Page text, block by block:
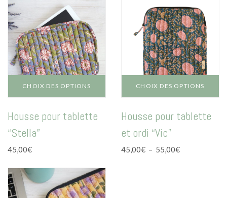
CHOIX DES OPTIONS
produit
options
peuvent
être
Housse pour tablette
“Stella”
45,00€
CHOIX DES OPTIONS
produit
variations.
Housse pour tablette
et ordi “Vic”
45,00€ – 55,00€Plage